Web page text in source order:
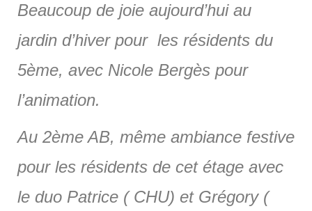
Beaucoup de joie aujourd’hui au
jardin d’hiver pour les résidents du
5ème, avec Nicole Bergès pour
l’animation.
Au 2ème AB, même ambiance festive
pour les résidents de cet étage avec
le duo Patrice ( CHU) et Grégory (